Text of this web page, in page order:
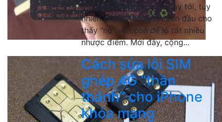
iPhone lock trong vài ngày tới, tuy
nhiên những thông tin ban đầu cho
thấy “nó” vẫn còn để lộ rất nhiều
nhược điểm. Mới đây, cộng...
Cách sửa lỗi SIM
ghép 4G “thần
thánh” cho iPhone
khóa mạng